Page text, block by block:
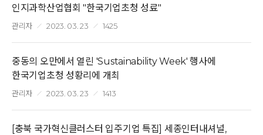
인지과학산업협회 "한국기업초청 성료"
관리자 2023. 03. 23 1425
중동의 오만에서 열린 'Sustainability Week' 행사에
한국기업초청 성황리에 개최
관리자 2023. 03. 23 1413
[충북 국가혁신클러스터 입주기업 특집] 세종인터내셔널,